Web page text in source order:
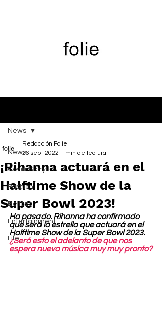
News
Cover Story
Fashion
Belleza
Entertainment
Life
News
¡Rihanna actuará en el
Halftime Show de la
Super Bowl 2023!
Redacción Folie
26 sept 2022 1 min de lectura
Ha pasado. Rihanna ha confirmado
que será la estrella que actuará en el
Halftime Show de la Super Bowl 2023.
¿Será esto el adelanto de que nos
espera nueva música muy muy pronto?